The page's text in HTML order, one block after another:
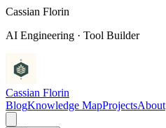
Cassian Florin
AI Engineering · Tool Builder
Cassian Florin
BlogKnowledge MapProjectsAbout